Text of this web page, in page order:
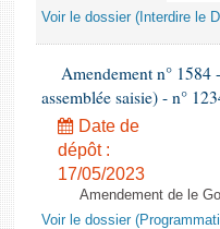
Voir le dossier (Interdire le
Amendement n°
assemblée saisie) - n°
Date de
dépôt :
17/05/2023
Amendement de le
Voir le dossier